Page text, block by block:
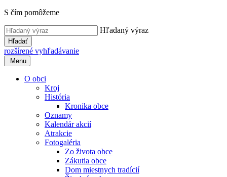
S čím pomôžeme
Hľadaný výraz
Hľadať
rozšírené vyhľadávanie
Menu
O obci
Kroj
História
Kronika obce
Oznamy
Kalendár akcií
Atrakcie
Fotogaléria
Zo života obce
Zákutia obce
Dom miestnych tradícií